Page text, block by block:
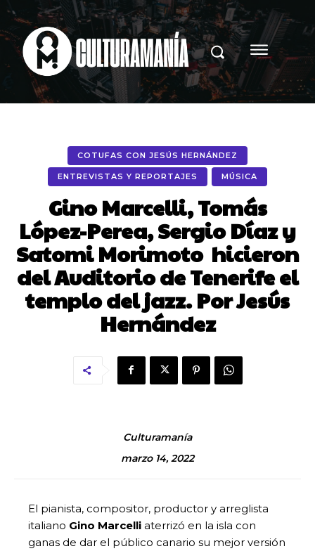
COTUFAS CON JESÚS HERNÁNDEZ
ENTREVISTAS Y REPORTAJES MÚSICA
Gino Marcelli, Tomás
López-Perea, Sergio Díaz y
Satomi Morimoto hicieron
del Auditorio de Tenerife el
templo del jazz. Por Jesús
Hernández
Culturamanía
marzo 14, 2022
El pianista, compositor, productor y arreglista
italiano Gino Marcelli aterrizó en la isla con
ganas de dar el público canario su mejor versión